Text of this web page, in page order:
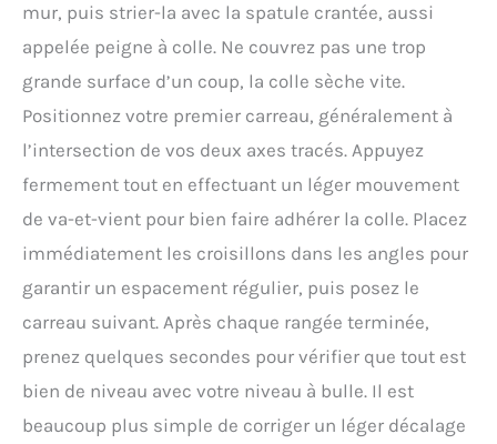
mur, puis strier-la avec la spatule crantée, aussi
appelée peigne à colle. Ne couvrez pas une trop
grande surface d’un coup, la colle sèche vite.
Positionnez votre premier carreau, généralement à
l’intersection de vos deux axes tracés. Appuyez
fermement tout en effectuant un léger mouvement
de va-et-vient pour bien faire adhérer la colle. Placez
immédiatement les croisillons dans les angles pour
garantir un espacement régulier, puis posez le
carreau suivant. Après chaque rangée terminée,
prenez quelques secondes pour vérifier que tout est
bien de niveau avec votre niveau à bulle. Il est
beaucoup plus simple de corriger un léger décalage